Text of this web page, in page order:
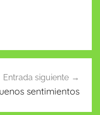
Entrada siguiente
sentimientos